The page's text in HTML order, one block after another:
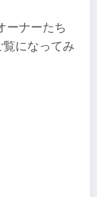
ーナーたち
覧になってみ